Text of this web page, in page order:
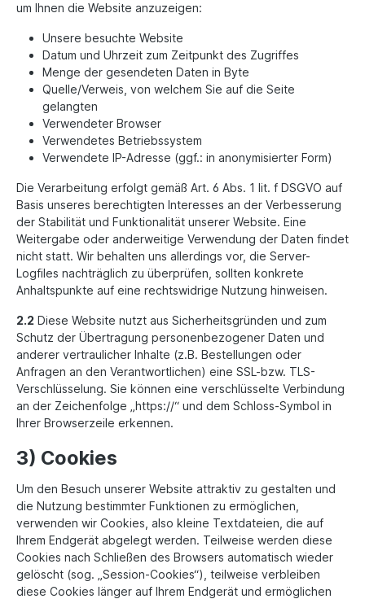
um Ihnen die Website anzuzeigen:
Unsere besuchte Website
Datum und Uhrzeit zum Zeitpunkt des Zugriffes
Menge der gesendeten Daten in Byte
Quelle/Verweis, von welchem Sie auf die Seite
gelangten
Verwendeter Browser
Verwendetes Betriebssystem
Verwendete IP-Adresse (ggf.: in anonymisierter Form)
Die Verarbeitung erfolgt gemäß Art. 6 Abs. 1 lit. f DSGVO auf
Basis unseres berechtigten Interesses an der Verbesserung
der Stabilität und Funktionalität unserer Website. Eine
Weitergabe oder anderweitige Verwendung der Daten findet
nicht statt. Wir behalten uns allerdings vor, die Server-
Logfiles nachträglich zu überprüfen, sollten konkrete
Anhaltspunkte auf eine rechtswidrige Nutzung hinweisen.
2.2 Diese Website nutzt aus Sicherheitsgründen und zum
Schutz der Übertragung personenbezogener Daten und
anderer vertraulicher Inhalte (z.B. Bestellungen oder
Anfragen an den Verantwortlichen) eine SSL-bzw. TLS-
Verschlüsselung. Sie können eine verschlüsselte Verbindung
an der Zeichenfolge „https://“ und dem Schloss-Symbol in
Ihrer Browserzeile erkennen.
3) Cookies
Um den Besuch unserer Website attraktiv zu gestalten und
die Nutzung bestimmter Funktionen zu ermöglichen,
verwenden wir Cookies, also kleine Textdateien, die auf
Ihrem Endgerät abgelegt werden. Teilweise werden diese
Cookies nach Schließen des Browsers automatisch wieder
gelöscht (sog. „Session-Cookies“), teilweise verbleiben
diese Cookies länger auf Ihrem Endgerät und ermöglichen